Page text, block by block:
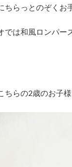
ちらっとのぞく
では和風ロンパー
ちらの2歳のお子様